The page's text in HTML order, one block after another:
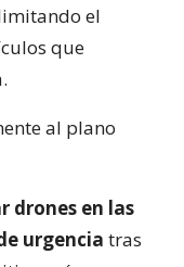
el
que
al plano
drones en las
urgencia tras